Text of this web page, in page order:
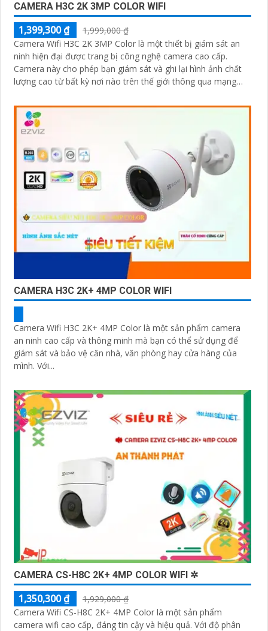
CAMERA H3C 2K 3MP COLOR WIFI
1,399,300 ₫
1,999,000 ₫
Camera Wifi H3C 2K 3MP Color là một thiết bị giám sát an
ninh hiện đại được trang bị công nghệ camera cao cấp.
Camera này cho phép bạn giám sát và ghi lại hình ảnh chất
lượng cao từ bất kỳ nơi nào trên thế giới thông qua mạng
CAMERA H3C 2K+ 4MP COLOR WIFI
Camera Wifi H3C 2K+ 4MP Color là một sản phẩm camera
an ninh cao cấp và thông minh mà bạn có thể sử dụng để
giám sát và bảo vệ căn nhà, văn phòng hay cửa hàng của
mình. Với...
CAMERA CS-H8C 2K+ 4MP COLOR WIFI ✲
1,350,300 ₫
1,929,000 ₫
Camera Wifi CS-H8C 2K+ 4MP Color là một sản phẩm
camera wifi cao cấp, đáng tin cậy và hiệu quả. Với độ phân